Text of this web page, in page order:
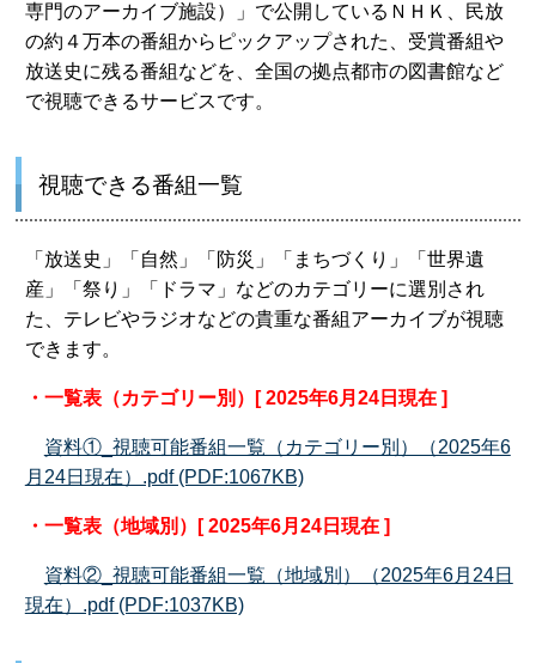
専門のアーカイブ施設）」で公開しているＮＨＫ、民放
の約４万本の番組からピックアップされた、受賞番組や
放送史に残る番組などを、全国の拠点都市の図書館など
で視聴できるサービスです。
視聴できる番組一覧
「放送史」「自然」「防災」「まちづくり」「世界遺
産」「祭り」「ドラマ」などのカテゴリーに選別され
た、テレビやラジオなどの貴重な番組アーカイブが視聴
できます。
・一覧表（カテゴリー別）[ 2025年6月24日現在 ]
資料①_視聴可能番組一覧（カテゴリー別）（2025年6
月24日現在）.pdf (PDF:1067KB)
・一覧表（地域別）[ 2025年6月24日現在 ]
資料②_視聴可能番組一覧（地域別）（2025年6月24日
現在）.pdf (PDF:1037KB)